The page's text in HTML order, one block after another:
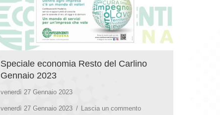
Speciale economia Resto del Carlino
Gennaio 2023
venerdì 27 Gennaio 2023
venerdì 27 Gennaio 2023
Lascia un commento